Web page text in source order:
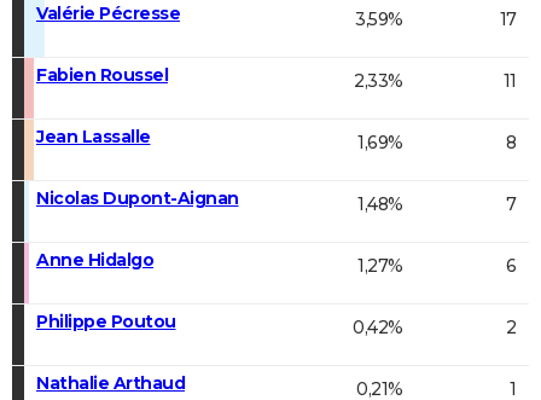
Valérie Pécresse 3,59% 17
Fabien Roussel 2,33% 11
Jean Lassalle 1,69% 8
Nicolas Dupont-Aignan 1,48% 7
Anne Hidalgo 1,27% 6
Philippe Poutou 0,42% 2
Nathalie Arthaud 0,21% 1